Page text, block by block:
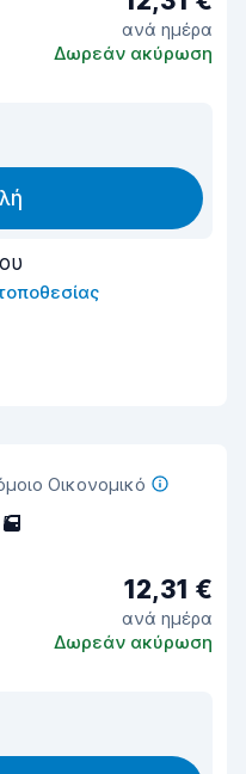
ανά ημέρα
Δωρεάν ακύρωση
Οικονομικό
5
12,31 €
ανά ημέρα
Δωρεάν ακύρωση